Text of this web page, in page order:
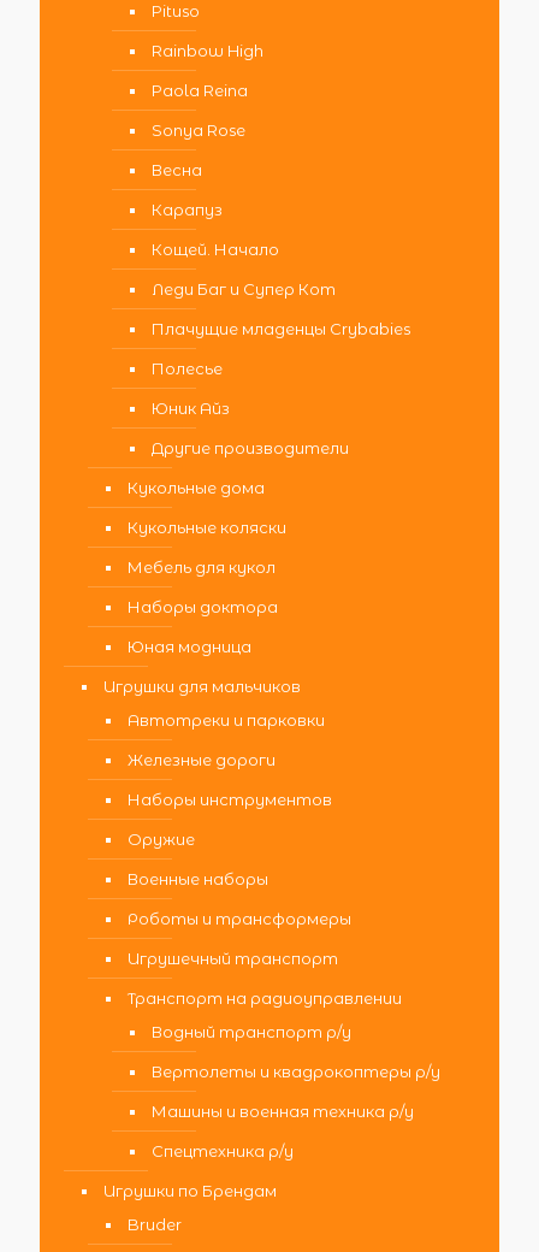
Pituso
Rainbow High
Paola Reina
Sonya Rose
Весна
Карапуз
Кощей. Начало
Леди Баг и Супер Кот
Плачущие младенцы Crybabies
Полесье
Юник Айз
Другие производители
Кукольные дома
Кукольные коляски
Мебель для кукол
Наборы доктора
Юная модница
Игрушки для мальчиков
Автотреки и парковки
Железные дороги
Наборы инструментов
Оружие
Военные наборы
Роботы и трансформеры
Игрушечный транспорт
Транспорт на радиоуправлении
Водный транспорт р/у
Вертолеты и квадрокоптеры р/у
Машины и военная техника р/у
Спецтехника р/у
Игрушки по Брендам
Bruder